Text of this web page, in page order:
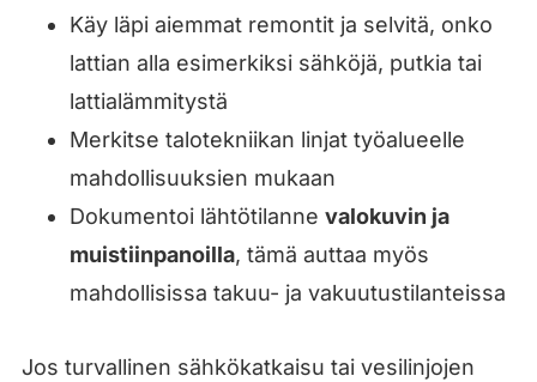
Käy läpi aiemmat remontit ja selvitä, onko
lattian alla esimerkiksi sähköjä, putkia tai
lattialämmitystä
Merkitse talotekniikan linjat työalueelle
mahdollisuuksien mukaan
Dokumentoi lähtötilanne valokuvin ja
muistiinpanoilla, tämä auttaa myös
mahdollisissa takuu- ja vakuutustilanteissa
Jos turvallinen sähkökatkaisu tai vesilinjojen